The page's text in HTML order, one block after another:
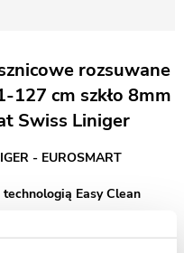
rozsuwane
cm szkło 8mm
Swiss Liniger
- EUROSMART
Easy Clean